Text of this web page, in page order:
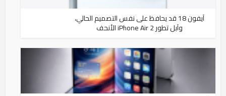
آيفون 18 قد يحافظ على نفس التصميم الحالي،
وآبل تطور iPhone Air 2 الأنحف